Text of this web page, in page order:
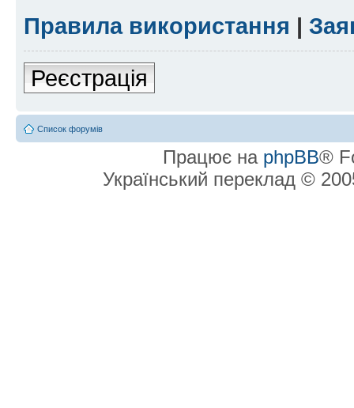
Правила використання |
Реєстрація
Список форумів
Працює на phpBB®
Український переклад ©